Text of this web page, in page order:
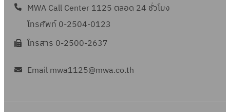
MWA Call Center 1125 ตลอด 24 ชั่วโมง
โทรศัพท์ 0-2504-0123
โทรสาร 0-2500-2637
Email mwa1125@mwa.co.th